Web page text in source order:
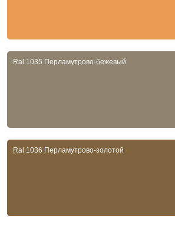
Ral 1035 Перламутрово-бежевый
Ral 1036 Перламутрово-золотой